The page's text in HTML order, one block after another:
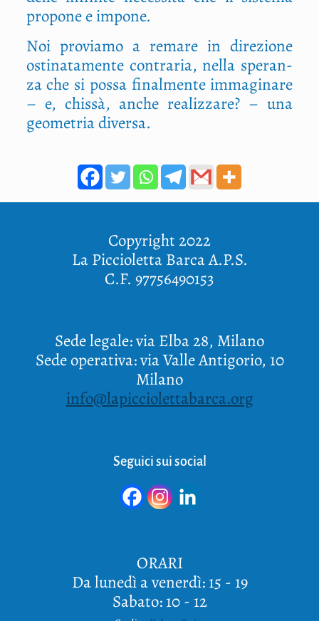
pro­po­ne e impone.
Noi pro­via­mo a rema­re in dire­zio­ne
osti­na­ta­men­te con­tra­ria, nel­la spe­ran­
za che si pos­sa final­men­te imma­gi­na­re
– e, chis­sà, anche rea­liz­za­re? – una
geo­me­tria diversa.
Copyright 2022
La Piccioletta Barca A.P.S.
C.F. 97756490153
Sede legale: via Elba 28, Milano
Sede operativa: via Valle Antigorio, 10
Milano
info@lapicciolettabarca.org
Seguici sui social
ORARI
Da lunedì a venerdì: 15 - 19
Sabato: 10 - 12